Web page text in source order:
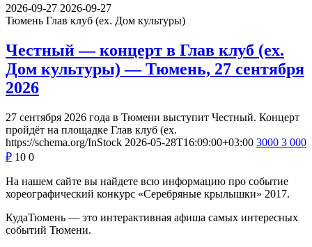
2026-09-27 2026-09-27
Тюмень Глав клуб (ex. Дом культуры)
Честный — концерт в Глав клуб (ex.
Дом культуры) — Тюмень, 27 сентября
2026
27 сентября 2026 года в Тюмени выступит Честный. Концерт
пройдёт на площадке Глав клуб (ex.
https://schema.org/InStock 2026-05-28T16:09:00+03:00 3000 3 000
₽ 10 0
На нашем сайте вы найдете всю информацию про событие
хореографический конкурс «Серебряные крылышки» 2017.
КудаТюмень — это интерактивная афиша самых интересных
событий Тюмени.